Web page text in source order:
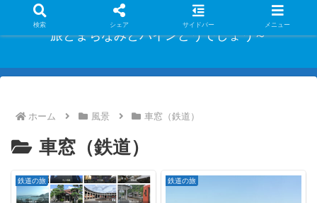
旅とまちなみとパインどうでしょう～
ホーム 風景 車窓（鉄道）
車窓（鉄道）
鉄道の旅 鉄道の旅
検索 シェア サイドバー メニュー